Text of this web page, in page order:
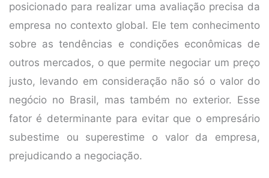
posicionado para realizar uma avaliação precisa da
empresa no contexto global. Ele tem conhecimento
sobre as tendências e condições econômicas de
outros mercados, o que permite negociar um preço
justo, levando em consideração não só o valor do
negócio no Brasil, mas também no exterior. Esse
fator é determinante para evitar que o empresário
subestime ou superestime o valor da empresa,
prejudicando a negociação.